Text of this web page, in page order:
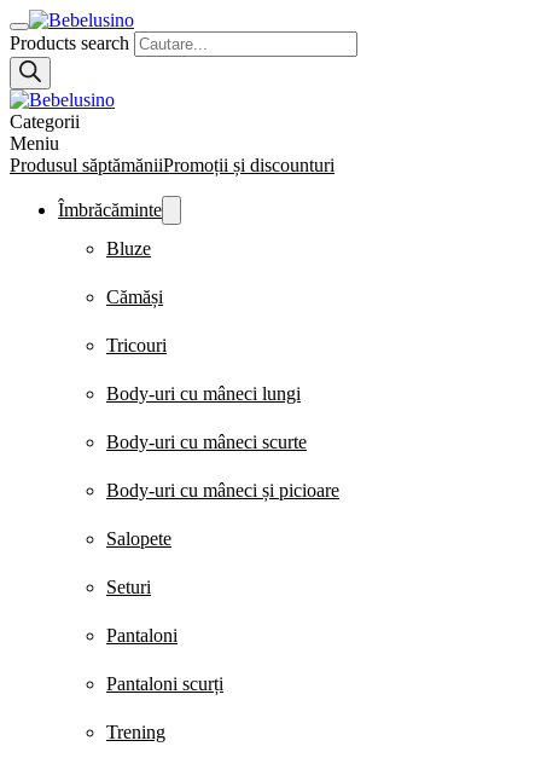
Products search
Categorii
Meniu
Produsul săptămăniiPromoții și discounturi
Îmbrăcăminte
Bluze
Cămăși
Tricouri
Body-uri cu mâneci lungi
Body-uri cu mâneci scurte
Body-uri cu mâneci și picioare
Salopete
Seturi
Pantaloni
Pantaloni scurți
Trening